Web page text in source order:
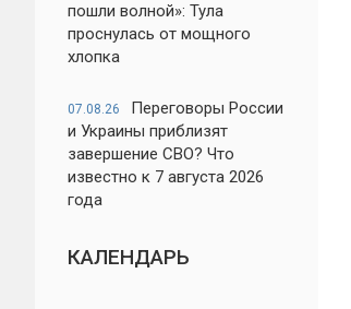
пошли волной»: Тула
проснулась от мощного
хлопка
07.08.26
Переговоры России
и Украины приблизят
завершение СВО? Что
известно к 7 августа 2026
года
КАЛЕНДАРЬ